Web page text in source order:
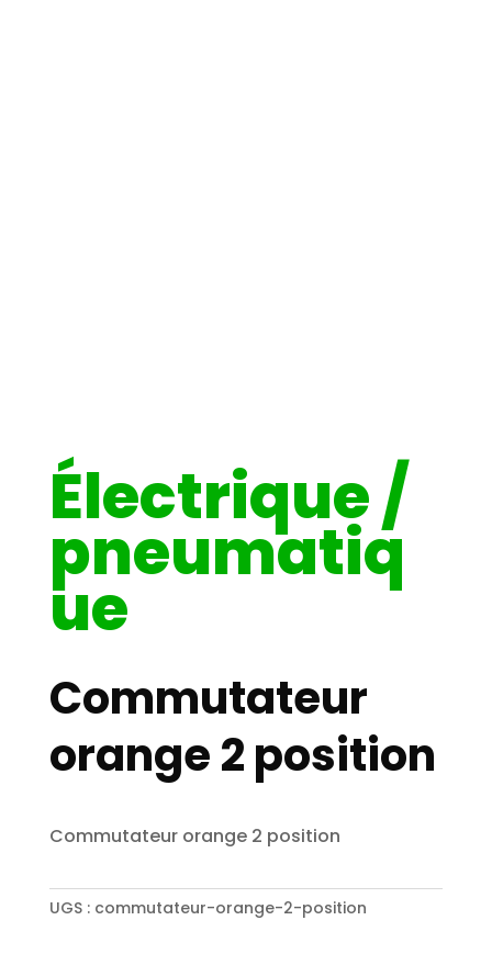
Électrique /
pneumatiq
ue
Commutateur
orange 2 position
Commutateur orange 2 position
UGS : commutateur-orange-2-position